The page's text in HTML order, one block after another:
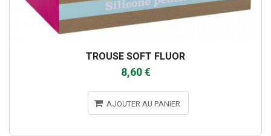
TROUSE SOFT FLUOR
8,60 €
AJOUTER AU PANIER